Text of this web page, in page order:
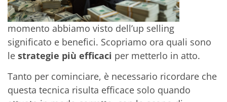
momento abbiamo visto dell’up selling
significato e benefici. Scopriamo ora quali sono
le strategie più efficaci per metterlo in atto.
Tanto per cominciare, è necessario ricordare che
questa tecnica risulta efficace solo quando